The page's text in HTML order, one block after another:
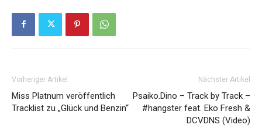
Vorheriger Artikel
Miss Platnum veröffentlich
Tracklist zu „Glück und Benzin“
Nächster Artikel
Psaiko.Dino – Track by Track –
#hangster feat. Eko Fresh &
DCVDNS (Video)